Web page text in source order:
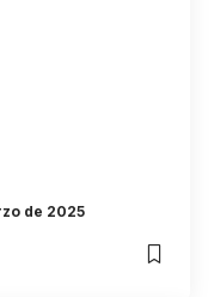
de 2025